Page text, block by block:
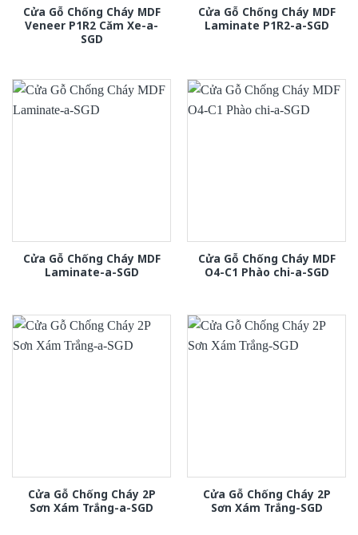
Cửa Gỗ Chống Cháy MDF
Veneer P1R2 Căm Xe-a-
SGD
Cửa Gỗ Chống Cháy MDF
Laminate P1R2-a-SGD
Cửa Gỗ Chống Cháy MDF
Laminate-a-SGD
Cửa Gỗ Chống Cháy MDF
O4-C1 Phào chi-a-SGD
Cửa Gỗ Chống Cháy 2P
Sơn Xám Trắng-a-SGD
Cửa Gỗ Chống Cháy 2P
Sơn Xám Trắng-SGD